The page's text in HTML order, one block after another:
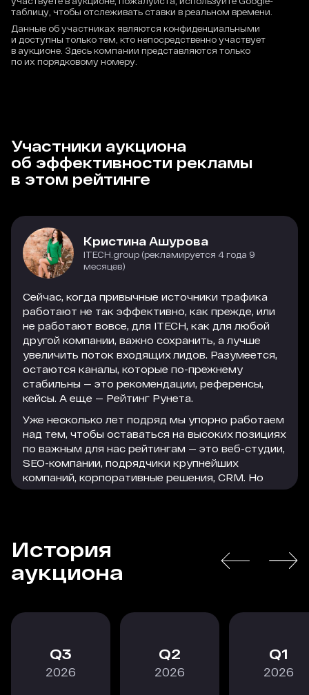
таблицу, чтобы отслеживать ставки в реальном времени.
Данные об участниках являются конфиденциальными
и доступны только тем, кто непосредственно участвует
в аукционе. Здесь компании представляются только
по их порядковому номеру.
Участники аукциона
об эффективности рекламы
в этом рейтинге
Кристина Ашурова
ITECH.group (рекламируется 4 года 9
месяцев)
Сейчас, когда привычные источники трафика
работают не так эффективно, как прежде, или
не работают вовсе, для ITECH, как для любой
другой компании, важно сохранить, а лучше
увеличить поток входящих лидов. Разумеется,
остаются каналы, которые по-прежнему
стабильны — это рекомендации, референсы,
кейсы. А еще — Рейтинг Рунета.
Уже несколько лет подряд мы упорно работаем
над тем, чтобы оставаться на высоких позициях
по важным для нас рейтингам — это веб-студии,
SEO-компании, подрядчики крупнейших
компаний, корпоративные решения, CRM. Но
параллельно с этим мы активно используем
трафика на сайт. Этот трафик легко
конвертируется в заявки, а заявки — в
благодарных клиентов, которые остаются с
В текущей экономической ситуации особенно
том числе по рекламному размещению. Радует,
что коллеги из Рейтинга Рунета не стоят на
РАСКРЫТЬ
История
аукциона
3
2026
2
2026
1
2026